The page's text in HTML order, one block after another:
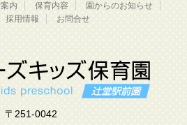
内 保育内容
園からのお知らせ
採用情報 お問合せ
〒251-0042